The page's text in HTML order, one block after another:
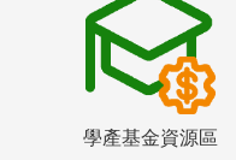
學產基金資源區